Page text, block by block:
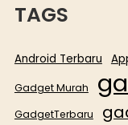
TAGS
Android Terbaru
Gadget Murah
GadgetTerbaru